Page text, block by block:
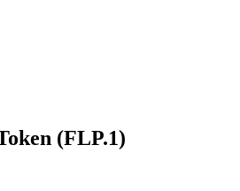
(FLP.1)